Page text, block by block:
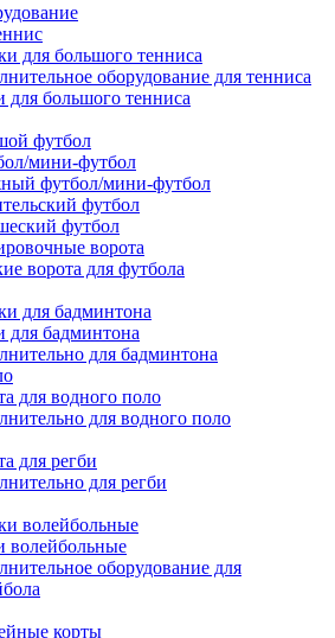
для большого тенниса
оборудование для тенниса
для большого тенниса
футбол
мини-футбол
футбол/мини-футбол
футбол
футбол
ворота
ворота для футбола
для бадминтона
для бадминтона
для бадминтона
для водного поло
для водного поло
для регби
для регби
волейбольные
волейбольные
оборудование для
корты